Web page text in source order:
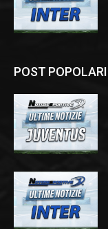
POST POPOLARI